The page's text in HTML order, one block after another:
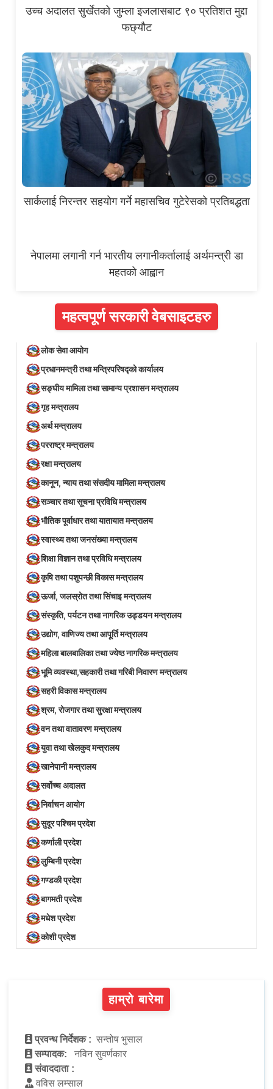
उच्च अदालत सुर्खेतको जुम्ला इजलासबाट ९० प्रतिशत मुद्दा
फछ्यौट
सार्कलाई निरन्तर सहयोग गर्ने महासचिव गुटेरेसको प्रतिबद्धता
नेपालमा लगानी गर्न भारतीय लगानीकर्तालाई अर्थमन्त्री डा
महतको आह्वान
महत्वपूर्ण सरकारी वेबसाइटहरु
लोक सेवा आयोग
प्रधानमन्त्री तथा मन्त्रिपरिषद्को कार्यालय
सङ्घीय मामिला तथा सामान्य प्रशासन मन्त्रालय
गृह मन्त्रालय
अर्थ मन्त्रालय
परराष्ट्र मन्त्रालय
रक्षा मन्त्रालय
कानून, न्याय तथा संसदीय मामिला मन्त्रालय
सञ्‍चार तथा सूचना प्रविधि मन्त्रालय
भौतिक पूर्वाधार तथा यातायात मन्त्रालय
स्वास्थ्य तथा जनसंख्या मन्त्रालय
शिक्षा विज्ञान तथा प्रविधि मन्त्रालय
कृषि तथा पशुपन्छी विकास मन्त्रालय
ऊर्जा, जलस्रोत तथा सिंचाइ मन्त्रालय
संस्कृति, पर्यटन तथा नागरिक उड्डयन मन्त्रालय
उद्योग, वाणिज्य तथा आपूर्ति मन्त्रालय
महिला बालबालिका तथा ज्येष्ठ नागरिक मन्त्रालय
भूमि व्यवस्था,सहकारी तथा गरिबी निवारण मन्त्रालय
सहरी विकास मन्त्रालय
श्रम, रोजगार तथा सुरक्षा मन्त्रालय
वन तथा वातावरण मन्त्रालय
युवा तथा खेलकुद मन्त्रालय
खानेपानी मन्त्रालय
सर्वोच्च अदालत
निर्वाचन आयोग
सुदूर पश्चिम प्रदेश
कर्णाली प्रदेश
लुम्बिनी प्रदेश
गण्डकी प्रदेश
बागमती प्रदेश
मधेश प्रदेश
कोशी प्रदेश
हाम्रो बारेमा
प्रवन्ध निर्देशक : सन्तोष भुसाल
सम्पादक:
नविन सुवर्णकार
संवाददाता :
वविस लम्साल